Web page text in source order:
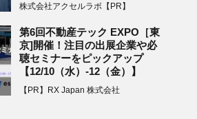
株式会社アクセルラボ【PR】
第6回不動産テック EXPO［東
京]開催！注目の出展企業や必
聴セミナーをピックアップ
【12/10（水）-12（金）】
【PR】RX Japan 株式会社